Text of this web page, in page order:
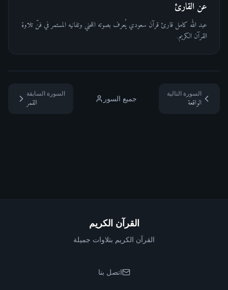
عن القارئ
عبد الله كامل قارئ قرآن سعودي يُعرف بصوته اللحني وتفانيه المستمر في فنّ تلاوة
القرآن الكريم.
السورة السابقة
القمر
جميع السور
السورة التالية
الواقعة
القرآن الكريم
القرآن الكريم بتلاوات جميلة
اتصل بنا